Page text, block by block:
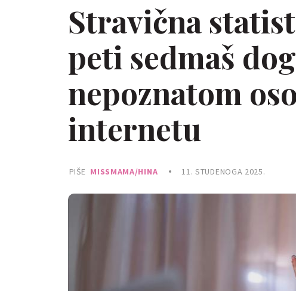
Stravična
peti sedmaš
nepoznatom
internetu
PIŠE MISSMAMA/HINA 11. STUDENOGA 2025.